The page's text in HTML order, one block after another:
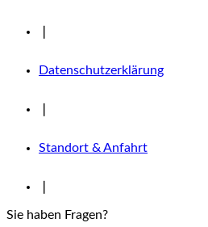
Datenschutzerklärung
Standort & Anfahrt
Sie haben Fragen?